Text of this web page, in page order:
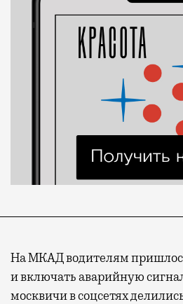
На МКАД водителям
и включать аварийную
москвичи в соцсетях